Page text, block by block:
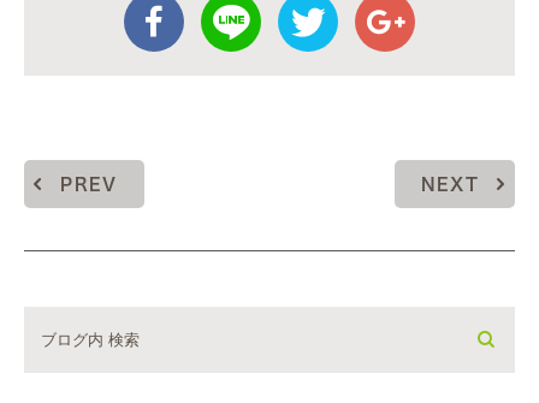
PREV NEXT